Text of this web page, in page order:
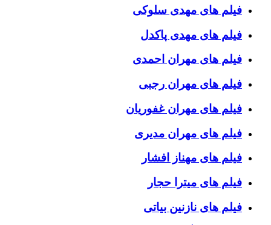
فیلم های مهدی سلوکی
فیلم های مهدی پاکدل
فیلم های مهران احمدی
فیلم های مهران رجبی
فیلم های مهران غفوریان
فیلم های مهران مدیری
فیلم های مهناز افشار
فیلم های میترا حجار
فیلم های نازنین بیاتی